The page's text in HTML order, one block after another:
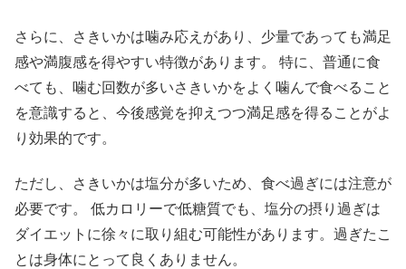
さらに、さきいかは噛み応えがあり、少量であっても満足
感や満腹感を得やすい特徴があります。 特に、普通に食
べても、噛む回数が多いさきいかをよく噛んで食べること
を意識すると、今後感覚を抑えつつ満足感を得ることがよ
り効果的です。
ただし、さきいかは塩分が多いため、食べ過ぎには注意が
必要です。 低カロリーで低糖質でも、塩分の摂り過ぎは
ダイエットに徐々に取り組む可能性があります。過ぎたこ
とは身体にとって良くありません。